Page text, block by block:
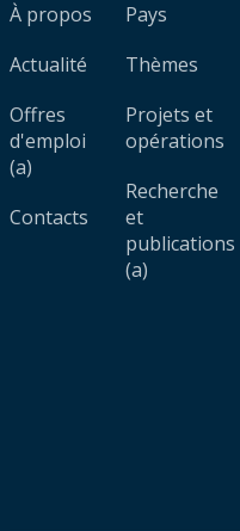
À propos
Actualité
Offres
d'emploi
(a)
Contacts
Pays
Thèmes
Projets et
opérations
Recherche
et
publications
(a)